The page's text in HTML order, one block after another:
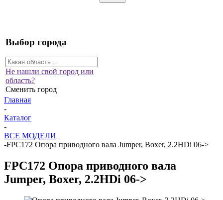
Выбор города
Не нашли свой город или
область?
Сменить город
Главная
-
Каталог
-
ВСЕ МОДЕЛИ
-FPC172 Опора приводного вала Jumper, Boxer, 2.2HDi 06->
FPC172 Опора приводного вала
Jumper, Boxer, 2.2HDi 06->